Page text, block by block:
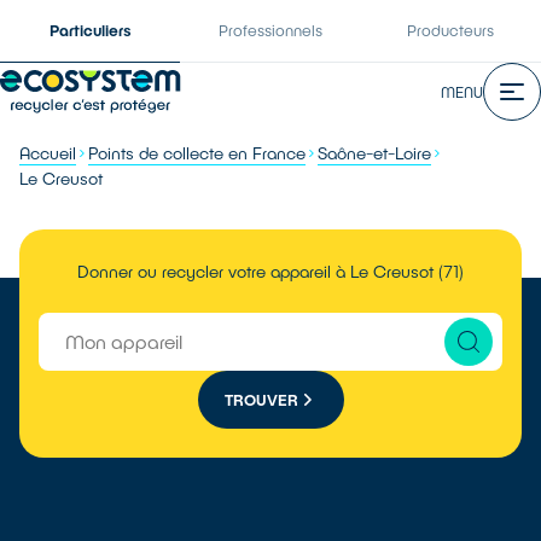
Particuliers Professionnels Producteurs
MENU
Accueil Points de collecte en France Saône-et-Loire
Le Creusot
Donner ou recycler votre appareil à Le Creusot (71)
TROUVER